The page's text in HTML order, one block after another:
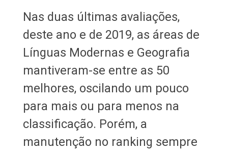
Nas duas últimas avaliações,
deste ano e de 2019, as áreas de
Línguas Modernas e Geografia
mantiveram-se entre as 50
melhores, oscilando um pouco
para mais ou para menos na
classificação. Porém, a
manutenção no ranking sempre